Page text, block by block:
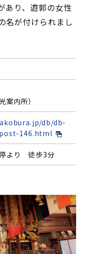
あり、遊郭の女性
名が付けられまし
案内所）
db/db-
146.html
より 徒歩3分